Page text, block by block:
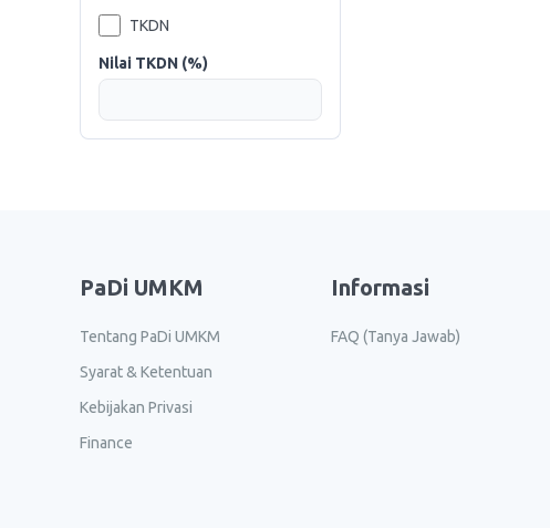
TKDN
Nilai TKDN (%)
PaDi UMKM
Tentang PaDi UMKM
Syarat & Ketentuan
Kebijakan Privasi
Finance
Informasi
FAQ (Tanya Jawab)